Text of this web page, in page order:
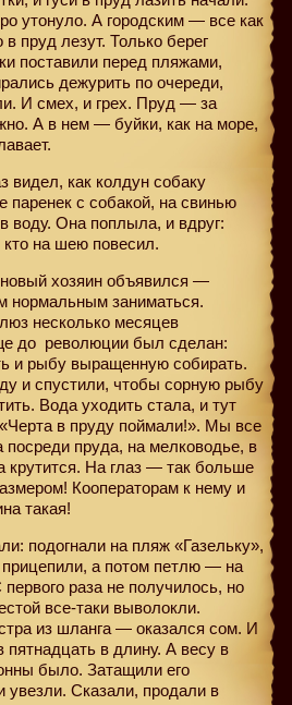
утонуло. А городским — все как
пруд лезут. Только берег
поставили перед пляжами,
дежурить по очереди,
И смех, и грех. Пруд — за
А в нем — буйки, как на море,
видел, как колдун собаку
паренек с собакой, на свинью
воду. Она поплыла, и вдруг:
на шею повесил.
хозяин объявился —
нормальным заниматься.
несколько месяцев
до революции был сделан:
и рыбу выращенную собирать.
и спустили, чтобы сорную рыбу
Вода уходить стала, и тут
в пруду поймали!». Мы все
посреди пруда, на мелководье, в
крутится. На глаз — так больше
Кооператорам к нему и
такая!
подогнали на пляж «Газельку»,
а потом петлю — на
раза не получилось, но
все-таки выволокли.
из шланга — оказался сом. И
пятнадцать в длину. А весу в
было. Затащили его
увезли. Сказали, продали в